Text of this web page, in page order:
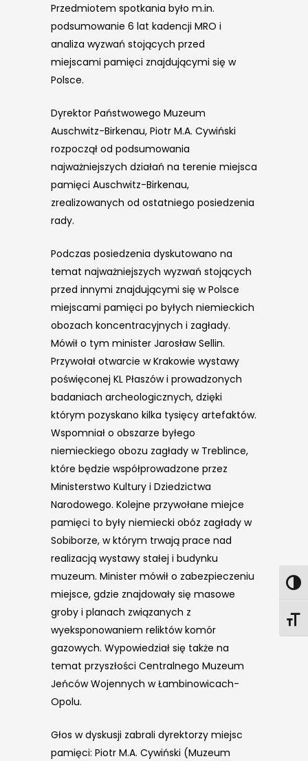
Przedmiotem spotkania było m.in.
podsumowanie 6 lat kadencji MRO i
analiza wyzwań stojących przed
miejscami pamięci znajdującymi się w
Polsce.
Dyrektor Państwowego Muzeum
Auschwitz-Birkenau, Piotr M.A. Cywiński
rozpoczął od podsumowania
najważniejszych działań na terenie miejsca
pamięci Auschwitz-Birkenau,
zrealizowanych od ostatniego posiedzenia
rady.
Podczas posiedzenia dyskutowano na
temat najważniejszych wyzwań stojących
przed innymi znajdującymi się w Polsce
miejscami pamięci po byłych niemieckich
obozach koncentracyjnych i zagłady.
Mówił o tym minister Jarosław Sellin.
Przywołał otwarcie w Krakowie wystawy
poświęconej KL Płaszów i prowadzonych
badaniach archeologicznych, dzięki
którym pozyskano kilka tysięcy artefaktów.
Wspomniał o obszarze byłego
niemieckiego obozu zagłady w Treblince,
które będzie współprowadzone przez
Ministerstwo Kultury i Dziedzictwa
Narodowego. Kolejne przywołane miejce
pamięci to były niemiecki obóz zagłady w
Sobiborze, w którym trwają prace nad
realizacją wystawy stałej i budynku
muzeum. Minister mówił o zabezpieczeniu
miejsce, gdzie znajdowały się masowe
groby i planach związanych z
wyeksponowaniem reliktów komór
gazowych. Wypowiedział się także na
temat przyszłości Centralnego Muzeum
Jeńców Wojennych w Łambinowicach-
Opolu.
Głos w dyskusji zabrali dyrektorzy miejsc
pamięci: Piotr M.A. Cywiński (Muzeum